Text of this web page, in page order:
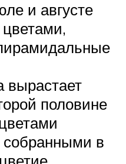
и августе
вырастает
половине
собранными в